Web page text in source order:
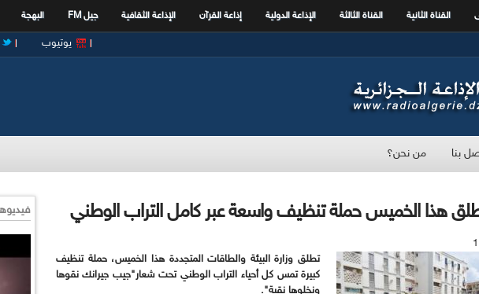
القناة الثانية القناة الثالثة الإذاعة الدولية إذاعة القرآن الإذاعة الثقافية جيل FM البهجة
يوتيوب
بنا من نحن؟
تطلق هذا الخميس حملة تنظيف واسعة عبر كامل التراب الوطني
تطلق وزارة البيئة والطاقات المتجددة هذا الخميس،حملة تنظيف
كبيرة تمس كل أحياء التراب الوطني تحت شعار"جيب جيرانك نقوها
ونخلوها نقية".